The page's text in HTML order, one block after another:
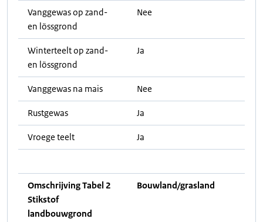
Vanggewas op zand-
en lössgrond
Nee
Winterteelt op zand-
en lössgrond
Ja
Vanggewas na mais Nee
Rustgewas Ja
Vroege teelt Ja
Omschrijving Tabel 2
Stikstof
landbouwgrond
Bouwland/grasland